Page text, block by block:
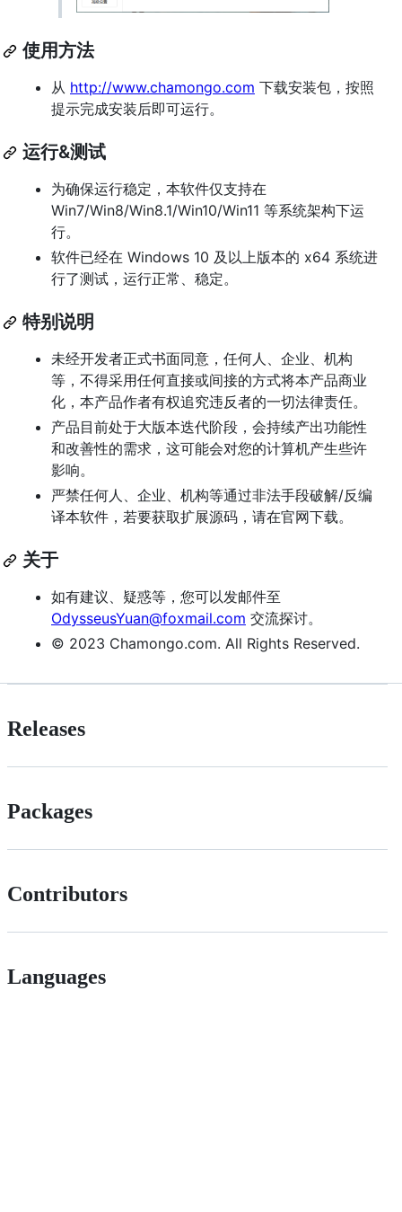
使用方法
从 http://www.chamongo.com 下载安装包，按照
提示完成安装后即可运行。
运行&测试
为确保运行稳定，本软件仅支持在
Win7/Win8/Win8.1/Win10/Win11 等系统架构下运
行。
软件已经在 Windows 10 及以上版本的 x64 系统进
行了测试，运行正常、稳定。
特别说明
未经开发者正式书面同意，任何人、企业、机构
等，不得采用任何直接或间接的方式将本产品商业
化，本产品作者有权追究违反者的一切法律责任。
产品目前处于大版本迭代阶段，会持续产出功能性
和改善性的需求，这可能会对您的计算机产生些许
影响。
严禁任何人、企业、机构等通过非法手段破解/反编
译本软件，若要获取扩展源码，请在官网下载。
关于
如有建议、疑惑等，您可以发邮件至
OdysseusYuan@foxmail.com 交流探讨。
© 2023 Chamongo.com. All Rights Reserved.
Releases
Packages
Contributors
Languages